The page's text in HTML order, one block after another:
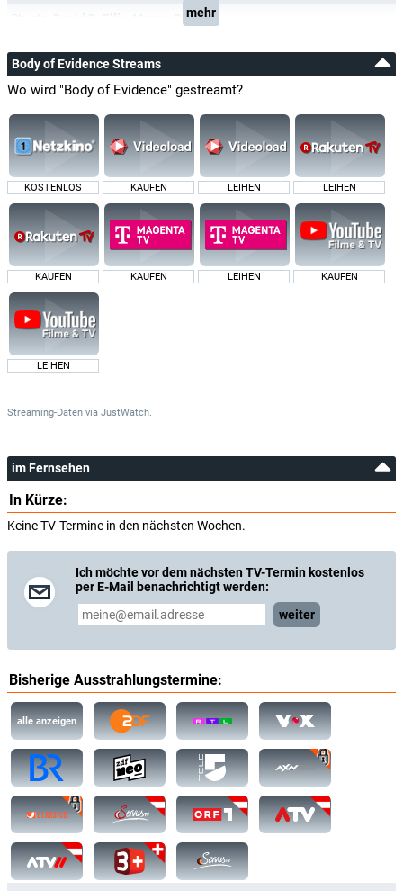
Manny Perry
mehr
Body of Evidence Streams
Wo wird "Body of Evidence" gestreamt?
KOSTENLOS KAUFEN LEIHEN LEIHEN
KAUFEN KAUFEN LEIHEN KAUFEN
LEIHEN
Streaming-Daten via JustWatch.
im Fernsehen
In Kürze:
Keine TV-Termine in den nächsten Wochen.
Ich möchte vor dem nächsten TV-Termin kostenlos
per E-Mail benachrichtigt werden:
weiter
Bisherige Ausstrahlungstermine:
alle anzeigen